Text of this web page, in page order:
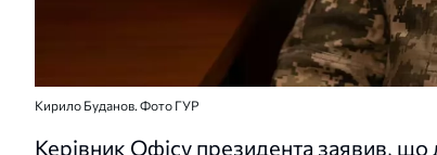
Кирило Буданов. Фото ГУР
Керівник Офісу президента заявив, що